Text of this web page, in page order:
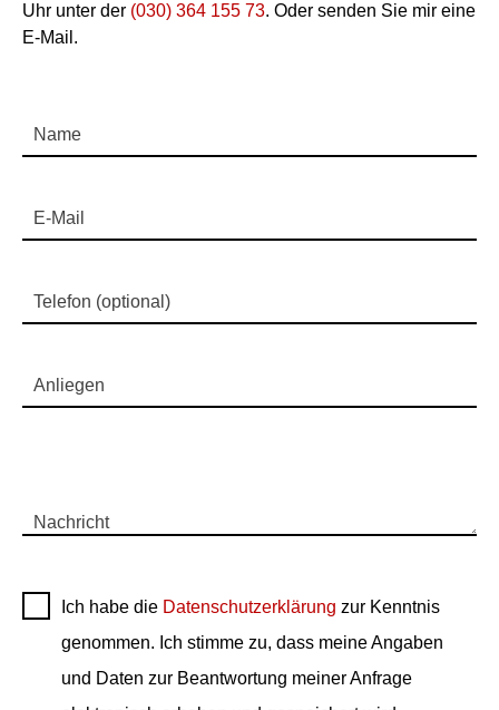
Uhr unter der (030) 364 155 73. Oder senden Sie mir eine
E-Mail.
Name
E-Mail
Telefon (optional)
Anliegen
Nachricht
Ich habe die Datenschutzerklärung zur Kenntnis
genommen. Ich stimme zu, dass meine Angaben
und Daten zur Beantwortung meiner Anfrage